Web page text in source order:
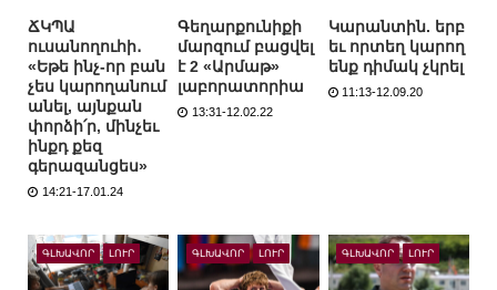
ՃԿՊԱ
ուսանողուհի․
«Եթե ինչ-որ բան
չես կարողանում
անել, այնքան
փորձի՛ր, մինչեւ
ինքդ քեզ
գերազանցես»
14:21-17.01.24
Գեղարքունիքի
մարզում բացվել
է 2 «Արմաթ»
լաբորատորիա
13:31-12.02.22
Կարանտին. երբ
եւ որտեղ կարող
ենք դիմակ չկրել
11:13-12.09.20
ԳԼԽԱՎՈՐ ԼՈՒՐ ԳԼԽԱՎՈՐ ԼՈՒՐ ԳԼԽԱՎՈՐ ԼՈՒՐ